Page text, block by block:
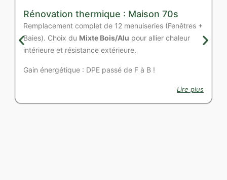
Rénovation thermique : Maison 70s
Remplacement complet de 12 menuiseries (Fenêtres +
Baies). Choix du Mixte Bois/Alu pour allier chaleur
intérieure et résistance extérieure.
Gain énergétique : DPE passé de F à B !
Lire plus